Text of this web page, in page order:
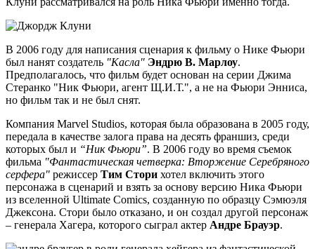
В 2006 году для написания сценария к фильму о Нике Фьюри
был нанят создатель "Касла" Эндрю В. Марлоу.
Предполагалось, что фильм будет основан на серии Джима
Стеранко "Ник Фьюри, агент Щ.И.Т.", а не на Фьюри Энниса,
но фильм так и не был снят.
Компания Marvel Studios, которая была образована в 2005 году,
передала в качестве залога права на десять франшиз, среди
которых был и “Ник Фьюри”. В 2006 году во время съемок
фильма "Фантастическая четверка: Вторжение Серебряного
серфера" режиссер Тим Стори хотел включить этого
персонажа в сценарий и взять за основу версию Ника Фьюри
из вселенной Ultimate Comics, созданную по образцу Сэмюэля
Джексона. Стори было отказано, и он создал другой персонаж
– генерала Хагера, которого сыграл актер Андре Брауэр.